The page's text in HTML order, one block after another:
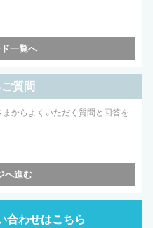
一覧へ
質問
からよくいただく質問と回答を
へ進む
合わせはこちら